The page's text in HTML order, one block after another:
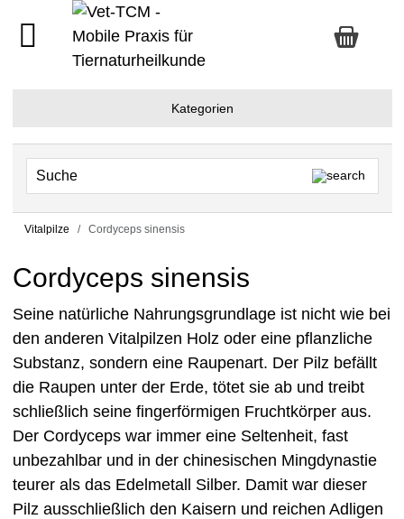
Kategorien
Vitalpilze Cordyceps sinensis
Cordyceps sinensis
Seine natürliche Nahrungsgrundlage ist nicht wie bei
den anderen Vitalpilzen Holz oder eine pflanzliche
Substanz, sondern eine Raupenart. Der Pilz befällt
die Raupen unter der Erde, tötet sie ab und treibt
schließlich seine fingerförmigen Fruchtkörper aus.
Der Cordyceps war immer eine Seltenheit, fast
unbezahlbar und in der chinesischen Mingdynastie
teurer als das Edelmetall Silber. Damit war dieser
Pilz ausschließlich den Kaisern und reichen Adligen